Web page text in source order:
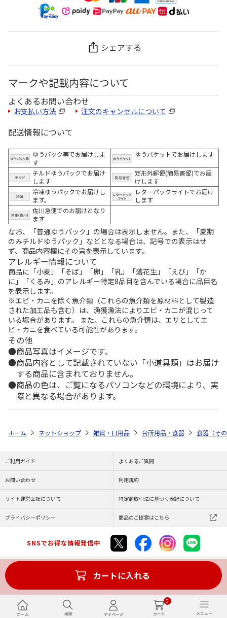
0
シェアする
マークや記載内容について
よくあるお問い合わせ
お支払い方法 注文のキャンセルについて
配送情報について
ゆうパック等でお届けしま
す
ゆうパケットでお届けします
チルドゆうパックでお届け
します
定形外郵便(簡易書留)でお届
けします
冷凍ゆうパックでお届けし
ます。
レターパックライトでお届け
します
佐川急便でのお届けとなり
ます
なお、「普通ゆうパック」の場合は表示しません。また、「夏期
のみチルドゆうパック」などとなる場合は、記号での表示はせ
ず、商品内容欄にその旨を表示しています。
アレルギー情報について
商品に「小麦」「そば」「卵」「乳」「落花生」「えび」「か
に」「くるみ」のアレルギー特定8品目を含んでいる場合に品目名
を表示します。
※エビ・カニを除く魚介類（これらの魚介類を原材料として製造
された加工品も含む）は、漁獲漁法によりエビ・カニが混じって
いる場合があります。 また、これらの魚介類は、エサとしてエ
ビ・カニを食べている可能性があります。
その他
商品写真はイメージです。
商品内容として記載されていない「小道具類」はお届け
する商品に含まれておりません。
商品の色は、ご覧になるパソコンなどの環境により、実
際と異なる場合があります。
カートに入れる
ホーム ネットショップ 雑貨・日用品 台所用品・食器 食器（そ
ご利用ガイド よくあるご質問
お問い合わせ 利用規約
サイト運営会社について 特定商取引法に基づく表記について
プライバシーポリシー 商品のご提案はこちら
SNSでお得な情報発信中